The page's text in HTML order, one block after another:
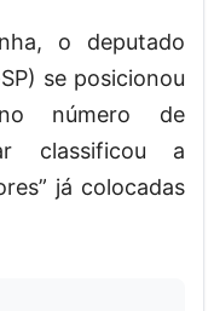
o deputado
se posicionou
número de
classificou a